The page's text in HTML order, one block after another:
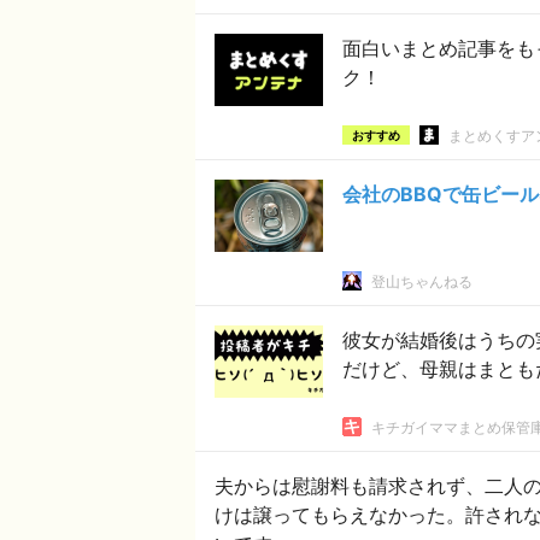
面白いまとめ記事を
ク！
おすすめ まとめくすア
会社のBBQで缶ビー
登山ちゃんねる
彼女が結婚後はうち
だけど、母親はまと
キチガイママまとめ保管
夫からは慰謝料も請求されず、二人
けは譲ってもらえなかった。許され